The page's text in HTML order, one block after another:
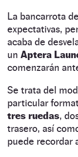
La bancarrota de
expectativas,
acaba de
un Aptera
comenzarán
Se trata del
particular
tres ruedas,
trasero, así
puede recordar